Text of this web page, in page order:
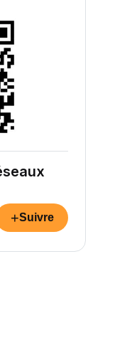
+Suivre